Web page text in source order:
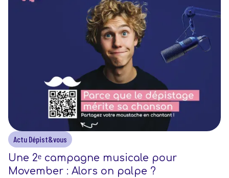
Actu Dépist&vous
Une 2ᵉ campagne musicale pour
Movember : Alors on palpe ?